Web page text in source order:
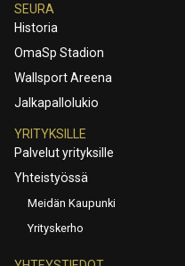
SEURA
Historia
OmaSp Stadion
Wallsport Areena
Jalkapallolukio
YRITYKSILLE
Palvelut yrityksille
Yhteistyössä
Meidän Kaupunki
Yrityskerho